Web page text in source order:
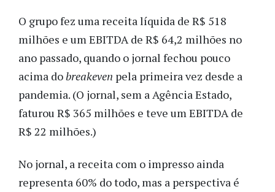
O grupo fez uma receita líquida de R$ 518
milhões e um EBITDA de R$ 64,2 milhões no
ano passado, quando o jornal fechou pouco
acima dobreakeven pela primeira vez desde a
pandemia. (O jornal, sem a Agência Estado,
faturou R$ 365 milhões e teve um EBITDA de
R$ 22 milhões.)
No jornal, a receita com o impresso ainda
representa 60% do todo, mas a perspectiva é